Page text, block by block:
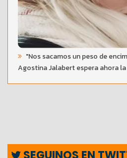
"Nos sacamos un peso de
Agostina Jalabert espera ahora